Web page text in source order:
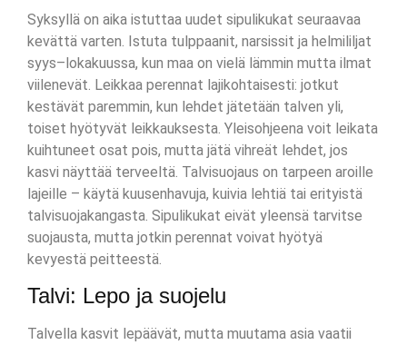
Syksyllä on aika istuttaa uudet sipulikukat seuraavaa
kevättä varten. Istuta tulppaanit, narsissit ja helmililjat
syys–lokakuussa, kun maa on vielä lämmin mutta ilmat
viilenevät. Leikkaa perennat lajikohtaisesti: jotkut
kestävät paremmin, kun lehdet jätetään talven yli,
toiset hyötyvät leikkauksesta. Yleisohjeena voit leikata
kuihtuneet osat pois, mutta jätä vihreät lehdet, jos
kasvi näyttää terveeltä. Talvisuojaus on tarpeen aroille
lajeille – käytä kuusenhavuja, kuivia lehtiä tai erityistä
talvisuojakangasta. Sipulikukat eivät yleensä tarvitse
suojausta, mutta jotkin perennat voivat hyötyä
kevyestä peitteestä.
Talvi: Lepo ja suojelu
Talvella kasvit lepäävät, mutta muutama asia vaatii